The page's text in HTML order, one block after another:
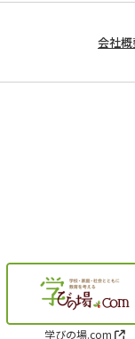
会社
学びの場.com